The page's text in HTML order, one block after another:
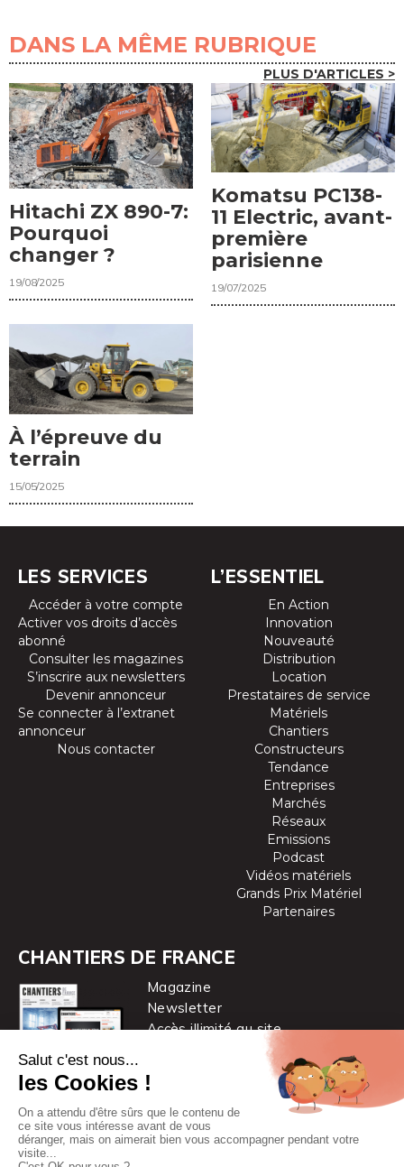
DANS LA MÊME RUBRIQUE
PLUS D'ARTICLES >
Hitachi ZX 890-7:
Pourquoi
changer ?
19/08/2025
Komatsu PC138-
11 Electric, avant-
première
parisienne
19/07/2025
À l’épreuve du
terrain
15/05/2025
LES SERVICES
Accéder à votre compte
Activer vos droits d’accès
abonné
Consulter les magazines
S’inscrire aux newsletters
Devenir annonceur
Se connecter à l’extranet
annonceur
Nous contacter
L’ESSENTIEL
En Action
Innovation
Nouveauté
Distribution
Location
Prestataires de service
Matériels
Chantiers
Constructeurs
Tendance
Entreprises
Marchés
Réseaux
Emissions
Podcast
Vidéos matériels
Grands Prix Matériel
Partenaires
CHANTIERS DE FRANCE
Magazine
Newsletter
Accès illimité au site